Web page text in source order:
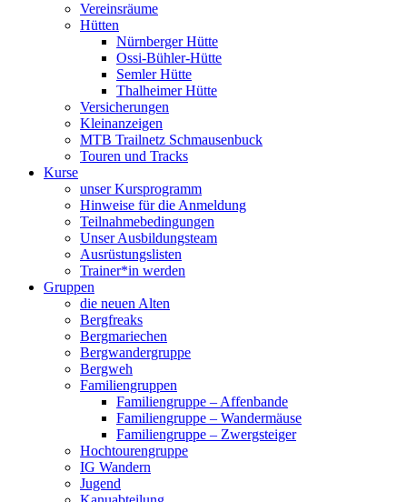
Vereinsräume
Hütten
Nürnberger Hütte
Ossi-Bühler-Hütte
Semler Hütte
Thalheimer Hütte
Versicherungen
Kleinanzeigen
MTB Trailnetz Schmausenbuck
Touren und Tracks
Kurse
unser Kursprogramm
Hinweise für die Anmeldung
Teilnahmebedingungen
Unser Ausbildungsteam
Ausrüstungslisten
Trainer*in werden
Gruppen
die neuen Alten
Bergfreaks
Bergmariechen
Bergwandergruppe
Bergweh
Familiengruppen
Familiengruppe – Affenbande
Familiengruppe – Wandermäuse
Familiengruppe – Zwergsteiger
Hochtourengruppe
IG Wandern
Jugend